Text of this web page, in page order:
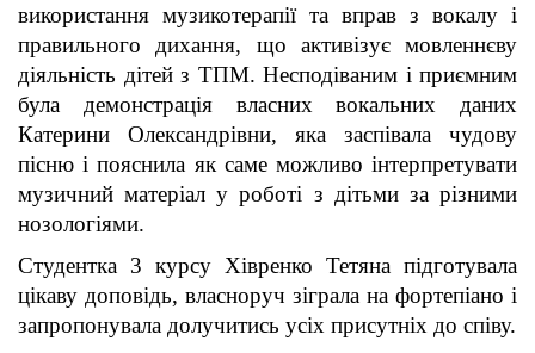
використання музикотерапії та вправ з вокалу і
правильного дихання, що активізує мовленнєву
діяльність дітей з ТПМ. Несподіваним і приємним
була демонстрація власних вокальних даних
Катерини Олександрівни, яка заспівала чудову
пісню і пояснила як саме можливо інтерпретувати
музичний матеріал у роботі з дітьми за різними
нозологіями.
Студентка 3 курсу Хівренко Тетяна підготувала
цікаву доповідь, власноруч зіграла на фортепіано і
запропонувала долучитись усіх присутніх до співу.